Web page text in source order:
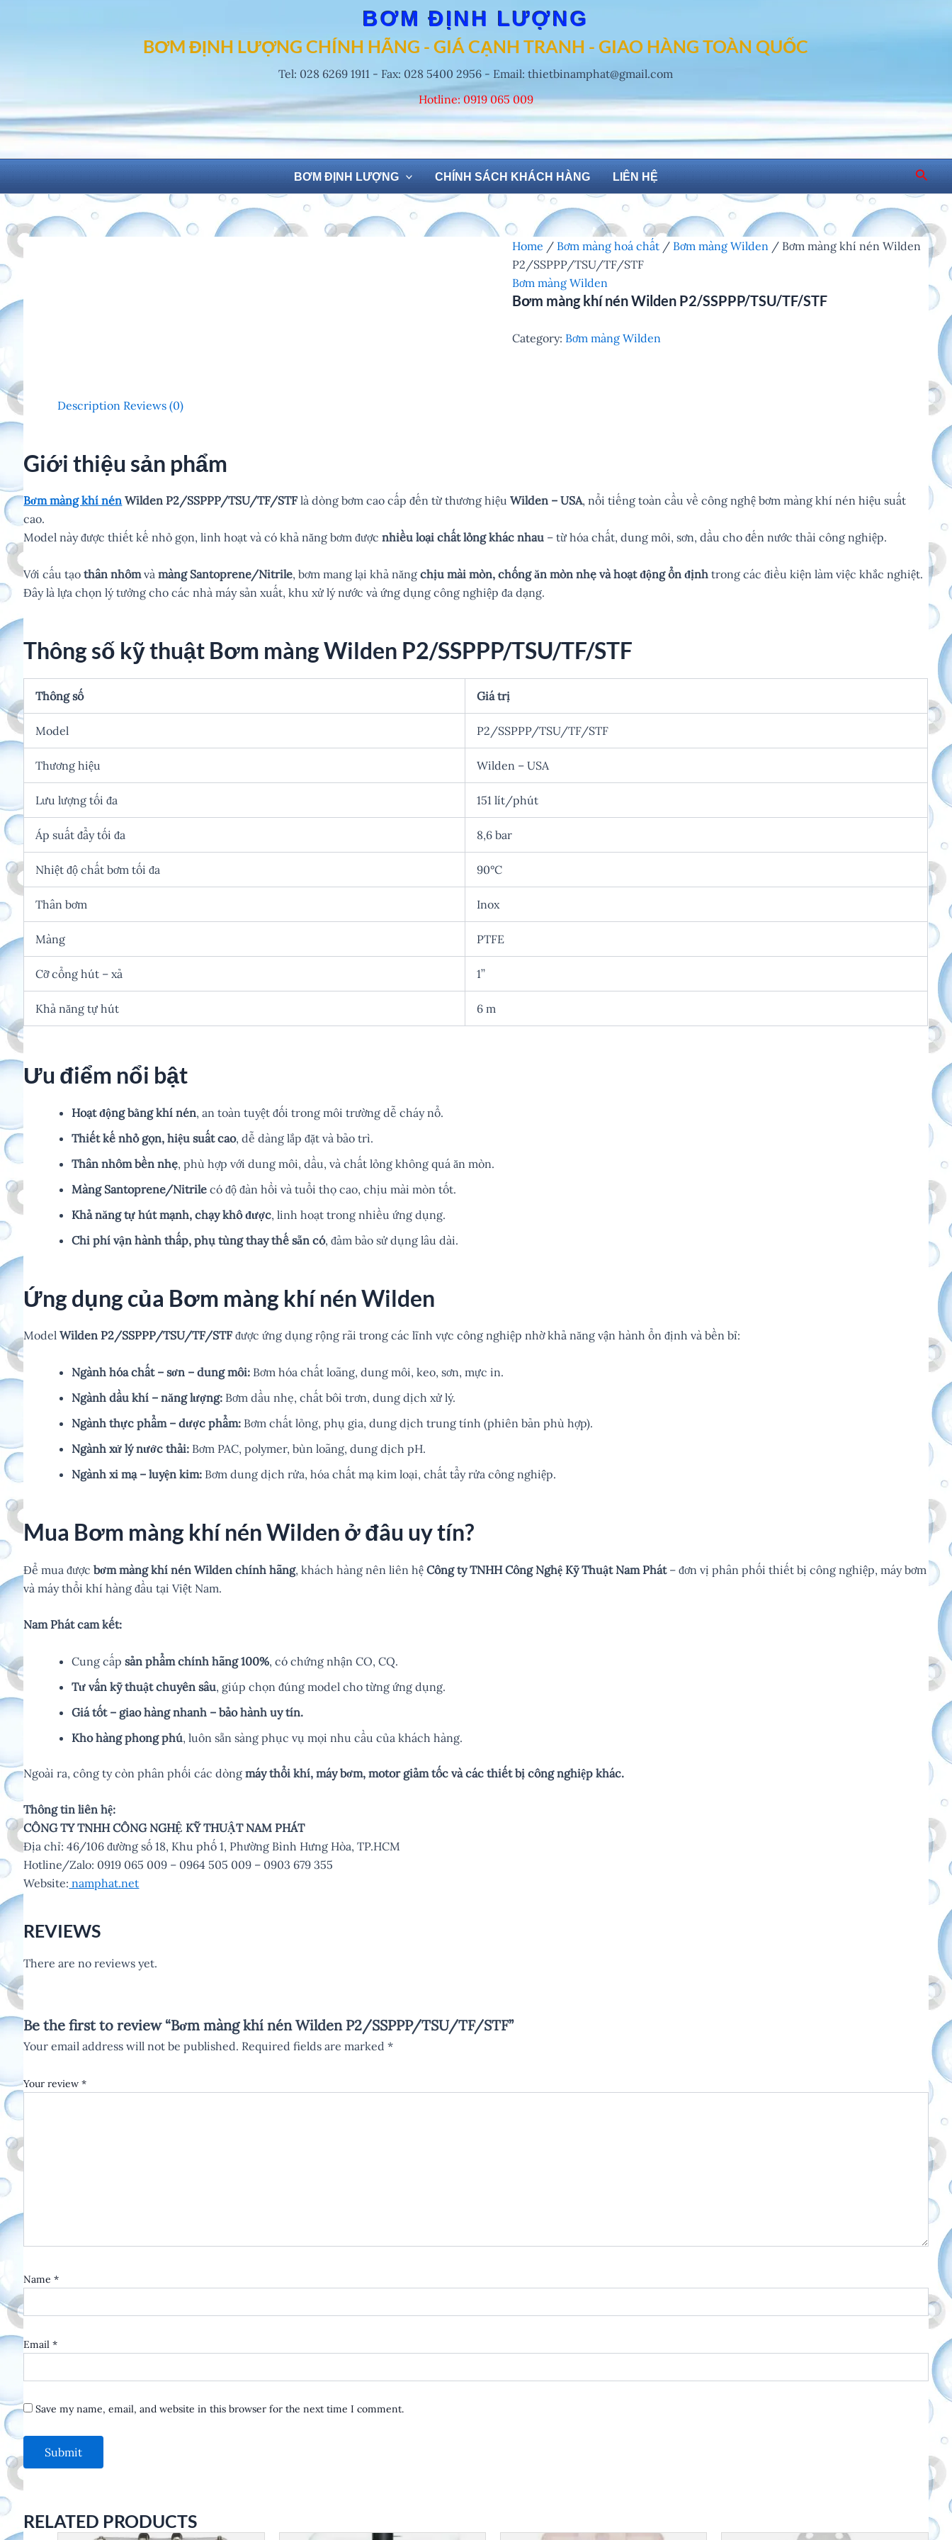
BƠM ĐỊNH LƯỢNG
BƠM ĐỊNH LƯỢNG CHÍNH HÃNG - GIÁ CẠNH TRANH - GIAO HÀNG TOÀN QUỐC
Tel: 028 6269 1911 - Fax: 028 5400 2956 - Email: thietbinamphat@gmail.com
Hotline: 0919 065 009
BƠM ĐỊNH LƯỢNG CHÍNH SÁCH KHÁCH HÀNG LIÊN HỆ
Home / Bơm màng hoá chất / Bơm màng Wilden / Bơm màng khí nén Wilden
P2/SSPPP/TSU/TF/STF
Bơm màng Wilden
Bơm màng khí nén Wilden P2/SSPPP/TSU/TF/STF
Category: Bơm màng Wilden
Description Reviews (0)
Giới thiệu sản phẩm
Bơm màng khí nén Wilden P2/SSPPP/TSU/TF/STF là dòng bơm cao cấp đến từ thương hiệuWilden – USA, nổi tiếng toàn cầu về công nghệ bơm màng khí nén hiệu suất
cao.
Model này được thiết kế nhỏ gọn, linh hoạt và có khả năng bơm đượcnhiều loại chất lỏng khác nhau – từ hóa chất, dung môi, sơn, dầu cho đến nước thải công nghiệp.
Với cấu tạothân nhômvàmàng Santoprene/Nitrile, bơm mang lại khả năngchịu mài mòn, chống ăn mòn nhẹ và hoạt động ổn định trong các điều kiện làm việc khắc nghiệt.
Đây là lựa chọn lý tưởng cho các nhà máy sản xuất, khu xử lý nước và ứng dụng công nghiệp đa dạng.
Thông số kỹ thuật Bơm màng Wilden P2/SSPPP/TSU/TF/STF
Thông số Giá trị
Model P2/SSPPP/TSU/TF/STF
Thương hiệu Wilden – USA
Lưu lượng tối đa 151 lít/phút
Áp suất đẩy tối đa 8,6 bar
Nhiệt độ chất bơm tối đa 90°C
Thân bơm Inox
Màng PTFE
Cỡ cổng hút – xả 1’’
Khả năng tự hút 6 m
Ưu điểm nổi bật
Hoạt động bằng khí nén, an toàn tuyệt đối trong môi trường dễ cháy nổ.
Thiết kế nhỏ gọn, hiệu suất cao, dễ dàng lắp đặt và bảo trì.
Thân nhôm bền nhẹ, phù hợp với dung môi, dầu, và chất lỏng không quá ăn mòn.
Màng Santoprene/Nitrile có độ đàn hồi và tuổi thọ cao, chịu mài mòn tốt.
Khả năng tự hút mạnh, chạy khô được, linh hoạt trong nhiều ứng dụng.
Chi phí vận hành thấp, phụ tùng thay thế sẵn có, đảm bảo sử dụng lâu dài.
Ứng dụng của Bơm màng khí nén Wilden
ModelWilden P2/SSPPP/TSU/TF/STF được ứng dụng rộng rãi trong các lĩnh vực công nghiệp nhờ khả năng vận hành ổn định và bền bỉ:
Ngành hóa chất – sơn – dung môi: Bơm hóa chất loãng, dung môi, keo, sơn, mực in.
Ngành dầu khí – năng lượng: Bơm dầu nhẹ, chất bôi trơn, dung dịch xử lý.
Ngành thực phẩm – dược phẩm: Bơm chất lỏng, phụ gia, dung dịch trung tính (phiên bản phù hợp).
Ngành xử lý nước thải: Bơm PAC, polymer, bùn loãng, dung dịch pH.
Ngành xi mạ – luyện kim: Bơm dung dịch rửa, hóa chất mạ kim loại, chất tẩy rửa công nghiệp.
Mua Bơm màng khí nén Wilden ở đâu uy tín?
Để mua đượcbơm màng khí nén Wilden chính hãng, khách hàng nên liên hệCông ty TNHH Công Nghệ Kỹ Thuật Nam Phát– đơn vị phân phối thiết bị công nghiệp, máy bơm
và máy thổi khí hàng đầu tại Việt Nam.
Nam Phát cam kết:
Cung cấpsản phẩm chính hãng 100%, có chứng nhận CO, CQ.
Tư vấn kỹ thuật chuyên sâu, giúp chọn đúng model cho từng ứng dụng.
Giá tốt – giao hàng nhanh – bảo hành uy tín.
Kho hàng phong phú, luôn sẵn sàng phục vụ mọi nhu cầu của khách hàng.
Ngoài ra, công ty còn phân phối các dòngmáy thổi khí, máy bơm, motor giảm tốc và các thiết bị công nghiệp khác.
Thông tin liên hệ:
CÔNG TY TNHH CÔNG NGHỆ KỸ THUẬT NAM PHÁT
Địa chỉ: 46/106 đường số 18, Khu phố 1, Phường Bình Hưng Hòa, TP.HCM
Hotline/Zalo: 0919 065 009 – 0964 505 009 – 0903 679 355
Website: namphat.net
REVIEWS
There are no reviews yet.
Be the first to review “Bơm màng khí nén Wilden P2/SSPPP/TSU/TF/STF”
Your email address will not be published. Required fields are marked*
Your review*
Name*
Email*
Save my name, email, and website in this browser for the next time I comment.
RELATED PRODUCTS